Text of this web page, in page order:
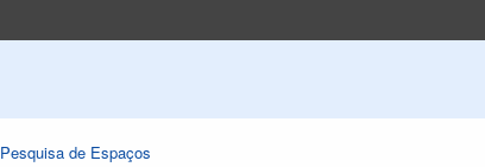
Pesquisa de Espaços